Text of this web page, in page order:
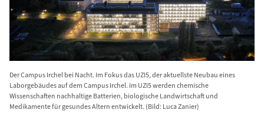
Der Campus Irchel bei Nacht. Im Fokus das UZI5, der aktuellste Neubau eines
Laborgebäudes auf dem Campus Irchel. Im UZI5 werden chemische
Wissenschaften nachhaltige Batterien, biologische Landwirtschaft und
Medikamente für gesundes Altern entwickelt. (Bild: Luca Zanier)